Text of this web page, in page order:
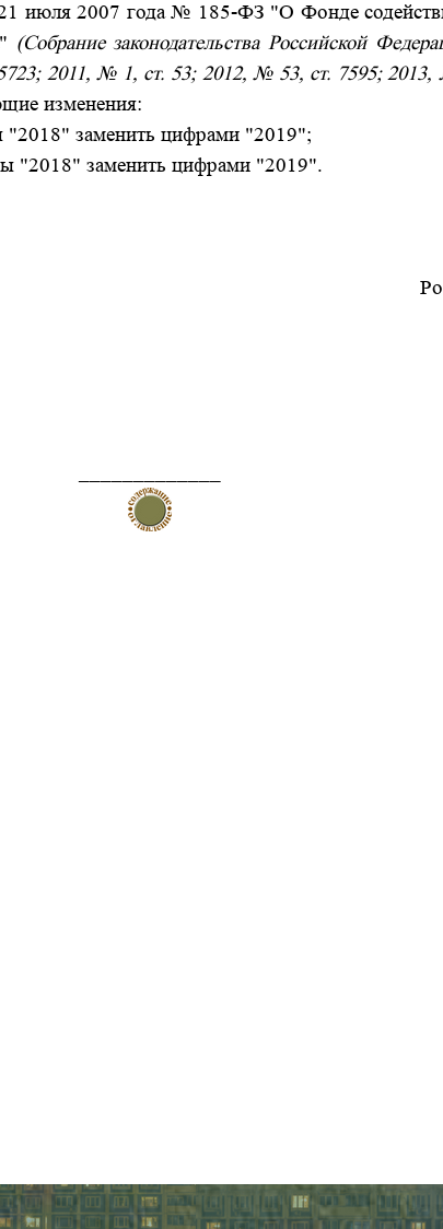
июля 2007 года № 185-ФЗ "О Фонде
(Собрание законодательства Российской
2011, № 1, ст. 53; 2012, № 53, ст. 7595;
изменения:
"2018" заменить цифрами "2019";
"2018" заменить цифрами "2019".